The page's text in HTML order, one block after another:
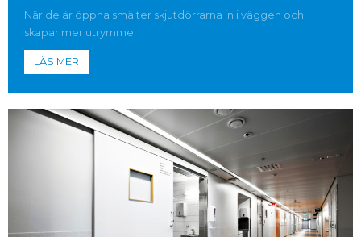
När de är öppna smälter skjutdörrarna in i väggen och
skapar mer utrymme.
LÄS MER